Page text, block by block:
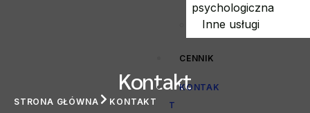
psychologiczna
Inne usługi
CENNIK
KONTAK
T
Kontakt
STRONA GŁÓWNA KONTAKT